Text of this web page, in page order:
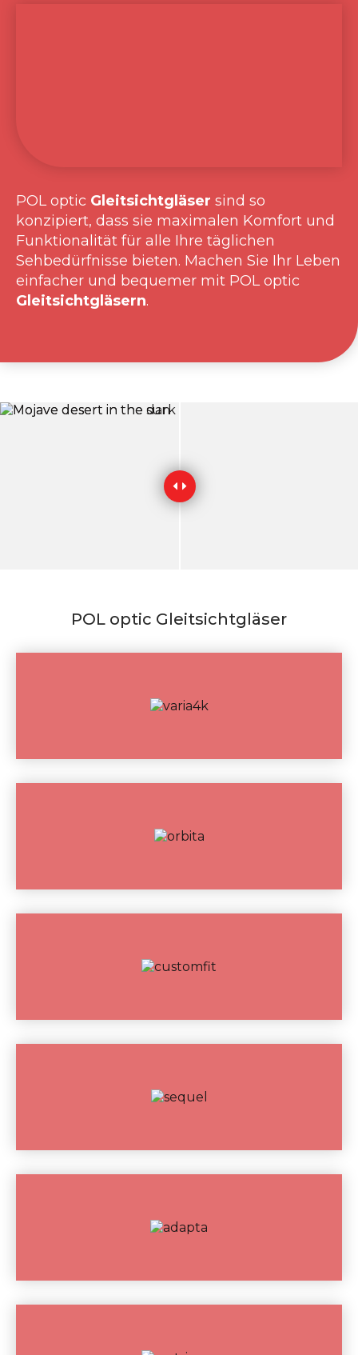
POL optic Gleitsichtgläser sind so
konzipiert, dass sie maximalen Komfort und
Funktionalität für alle Ihre täglichen
Sehbedürfnisse bieten. Machen Sie Ihr Leben
einfacher und bequemer mit POL optic
Gleitsichtgläsern.
POL optic Gleitsichtgläser